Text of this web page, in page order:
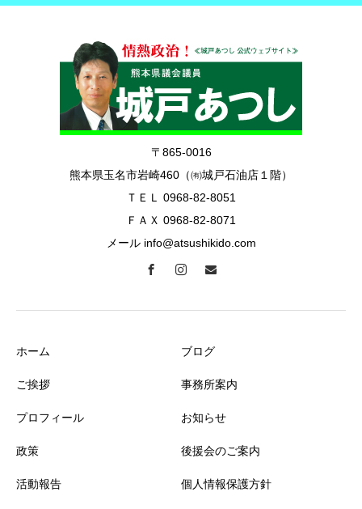
〒865-0016
熊本県玉名市岩崎460（㈲城戸石油店１階）
ＴＥＬ 0968-82-8051
ＦＡＸ 0968-82-8071
メール info@atsushikido.com
ホーム
ご挨拶
プロフィール
政策
活動報告
ブログ
事務所案内
お知らせ
後援会のご案内
個人情報保護方針